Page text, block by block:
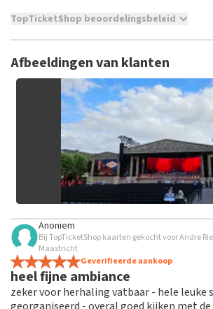
TopTicketShop beoordelingsbeleid
niet mogelijk om een review achter te
tickets hebt aangeschaft bij
grof taalgebruik en/of onwaarheden
Het kan enkele weken duren voordat een
Afbeeldingen van klanten
Anoniem
Bij TopTicketShop kaarten gekocht voor Andre
Maastricht
Geverifieerde aankoop
heel fijne ambiance
zeker voor herhaling vatbaar - hele leuke